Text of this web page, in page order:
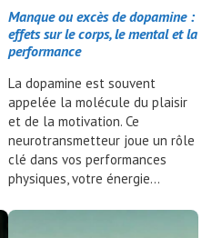
Manque ou excès de dopamine :
effets sur le corps, le mental et la
performance
La dopamine est souvent
appelée la molécule du plaisir
et de la motivation. Ce
neurotransmetteur joue un rôle
clé dans vos performances
physiques, votre énergie…